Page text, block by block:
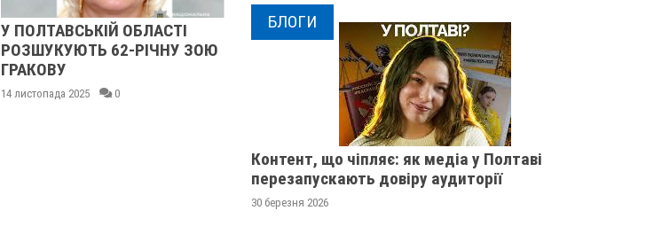
У ПОЛТАВСЬКІЙ ОБЛАСТІ
РОЗШУКУЮТЬ 62-РІЧНУ ЗОЮ
ГРАКОВУ
14 листопада 2025 0
У ПОЛТАВСЬКІЙ ОБЛАСТІ
РОЗШУКУЮТЬ 82-РІЧНУ
ГАННУ МЕРКОТАН
13 листопада 2025 0
ПОЛІЦІЯ
РОЗШУКУЄ 69-
МИХАЙЛА УДОДА
12 листопада 2025
БЛОГИ
Контент, що чіпляє: як медіа у Полтаві
перезапускають довіру аудиторії
30 березня 2026